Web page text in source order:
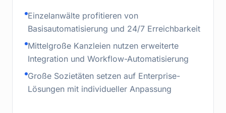
Einzelanwälte profitieren von
Basisautomatisierung und 24/7 Erreichbarkeit
Mittelgroße Kanzleien nutzen erweiterte
Integration und Workflow-Automatisierung
Große Sozietäten setzen auf Enterprise-
Lösungen mit individueller Anpassung